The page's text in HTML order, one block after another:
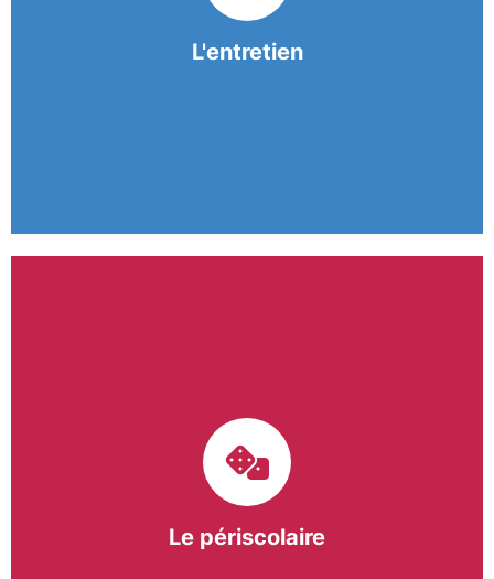
L'entretien
Le périscolaire
bergeracois. A travers les Temps d’Activités
Périscolaires (TAP) et les Pauses Méridiennes, nous
apportons une réponse adaptée et individualisée